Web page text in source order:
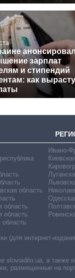
зарплат
и стипендий
как
область
область
область
Ивано-
интернет-
а также
на